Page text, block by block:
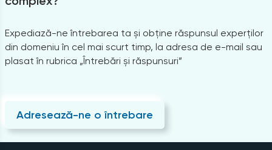
Expediază-ne întrebarea ta și obține răspunsul experților
din domeniu în cel mai scurt timp, la adresa de e-mail sau
plasat în rubrica „Întrebări și răspunsuri”
Adresează-ne o întrebare